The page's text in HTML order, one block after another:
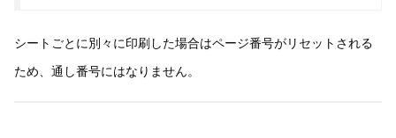
シートごとに別々に印刷した場合はページ番号がリセットされる
ため、通し番号にはなりません。